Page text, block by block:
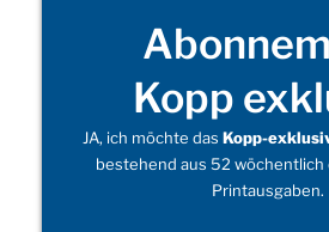
Kopp
JA, ich möchte das Kopp-
bestehend aus 52
Printausgaben.